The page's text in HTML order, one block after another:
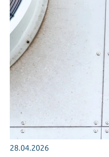
28.04.2026